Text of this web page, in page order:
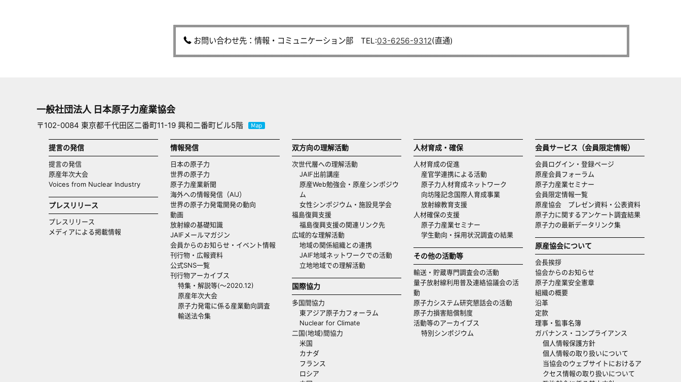
お問い合わせ先：情報・コミュニケーション部 TEL:03-6256-9312(直通)
一般社団法人 日本原子力産業協会
〒102-0084 東京都千代田区二番町11-19 興和二番町ビル5階
提言の発信
提言の発信
原産年次大会
Voices from Nuclear Industry
プレスリリース
プレスリリース
メディアによる掲載情報
情報発信
日本の原子力
世界の原子力
原子力産業新聞
海外への情報発信（AIJ）
世界の原子力発電開発の動向
動画
放射線の基礎知識
JAIFメールマガジン
会員からのお知らせ・イベント情報
刊行物・広報資料
公式SNS一覧
刊行物アーカイブス
特集・解説等(～2020.12)
原産年次大会
原子力発電に係る産業動向調査
輸送法令集
双方向の理解活動
次世代層への理解活動
JAIF出前講座
原産Web勉強会・原産シンポジウ
ム
女性シンポジウム・施設見学会
福島復興支援
福島復興支援の関連リンク先
広域的な理解活動
地域の関係組織との連携
JAIF地域ネットワークでの活動
立地地域での理解活動
国際協力
多国間協力
東アジア原子力フォーラム
Nuclear for Climate
二国(地域)間協力
米国
カナダ
フランス
ロシア
人材育成・確保
人材育成の促進
産官学連携による活動
原子力人材育成ネットワーク
向坊隆記念国際人育成事業
放射線教育支援
人材確保の支援
原子力産業セミナー
学生動向・採用状況調査の結果
その他の活動等
輸送・貯蔵専門調査会の活動
量子放射線利用普及連絡協議会の活
動
原子力システム研究懇話会の活動
原子力損害賠償制度
活動等のアーカイブス
特別シンポジウム
会員サービス（会員限定情報）
会員ログイン・登録ページ
原産会員フォーラム
原子力産業セミナー
会員限定情報一覧
原産協会 プレゼン資料・公表資料
原子力に関するアンケート調査結果
原子力の最新データリンク集
原産協会について
会長挨拶
協会からのお知らせ
原子力産業安全憲章
組織の概要
沿革
定款
理事・監事名簿
ガバナンス・コンプライアンス
個人情報保護方針
個人情報の取り扱いについて
当協会のウェブサイトにおけるア
クセス情報の取り扱いについて